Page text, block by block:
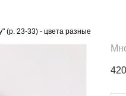
(р. 23-33) - цвета разные